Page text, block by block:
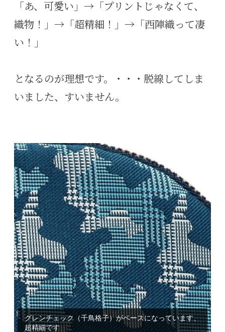
「あ、可愛い」→「プリントじゃなくて、
織物！」→「超精細！」→「西陣織って凄
い！」
となるのが理想です。・・・脱線してしま
いました、すいません。
これ位から見ると良くある迷彩柄に見えますが・・・
グレンチェック（千鳥格子）がベースになっています、
超精細です